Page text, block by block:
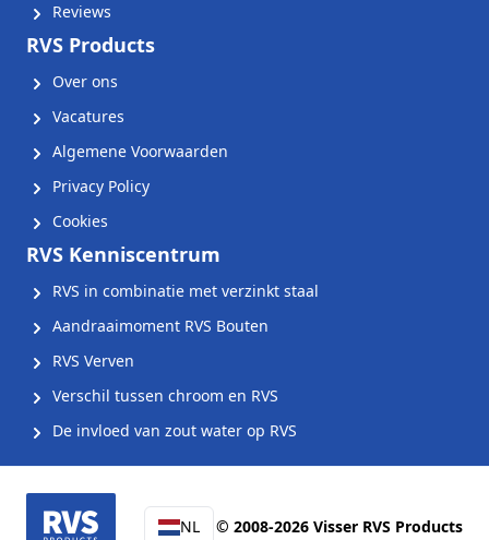
Reviews
RVS Products
Over ons
Vacatures
Algemene Voorwaarden
Privacy Policy
Cookies
RVS Kenniscentrum
RVS in combinatie met verzinkt staal
Aandraaimoment RVS Bouten
RVS Verven
Verschil tussen chroom en RVS
De invloed van zout water op RVS
NL © 2008-2026 Visser RVS Products